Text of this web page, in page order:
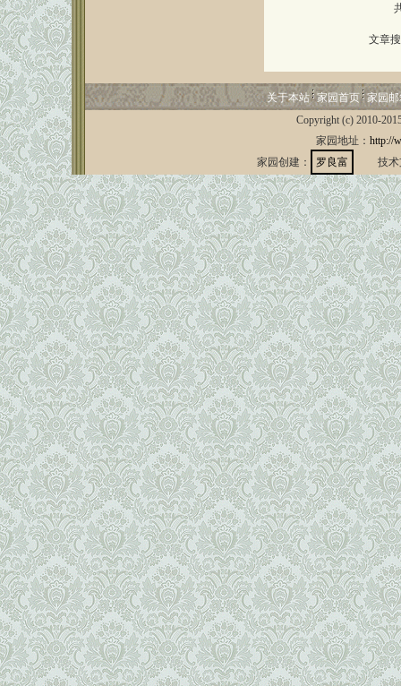
文章
关于本站 家园首页 家园
Copyright (c) 2010-
家园地址： http://
家园创建：
罗良富 技术